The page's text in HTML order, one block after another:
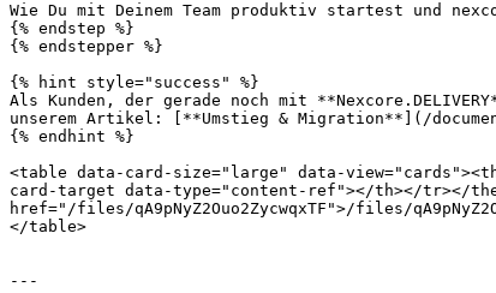
Wie Du mit Deinem Team produktiv startest und
{% endstep %}
{% endstepper %}
{% hint style="success" %}
Als Kunden, der gerade noch mit
unserem Artikel: [**Umstieg & Migration**](/
{% endhint %}
<table data-card-size="large" data-
card-target data-type="content-ref"></th></tr></
href="/files/qA9pNyZ2Ouo2ZycwqxTF">/files/
</table>
---